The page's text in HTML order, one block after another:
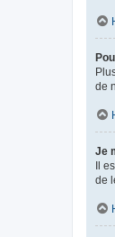
de
Je
Il
de